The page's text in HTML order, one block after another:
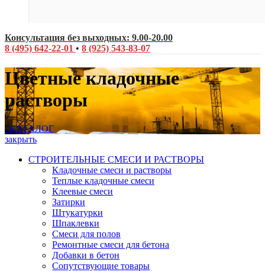
Консультация без выходных: 9.00-20.00
8 (495) 642-22-01 • 8 (925) 543-83-07
Цветные кладочные
растворы
КАТАЛОГ
закрыть
СТРОИТЕЛЬНЫЕ СМЕСИ И РАСТВОРЫ
Кладочные смеси и растворы
Теплые кладочные смеси
Клеевые смеси
Затирки
Штукатурки
Шпаклевки
Смеси для полов
Ремонтные смеси для бетона
Добавки в бетон
Сопутствующие товары